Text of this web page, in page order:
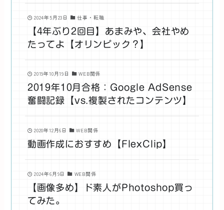
2024年5月23日 仕事・転職
【4年ぶり2回目】あまみや、会社やめ
たってよ【オリンピック？】
2019年10月19日 WEB関係
2019年10月合格：Google AdSense
奮闘記録【vs.複製されたコンテンツ】
2020年12月6日 WEB関係
動画作成におすすめ【FlexClip】
2024年6月9日 WEB関係
【画像多め】ド素人がPhotoshop買っ
てみた。